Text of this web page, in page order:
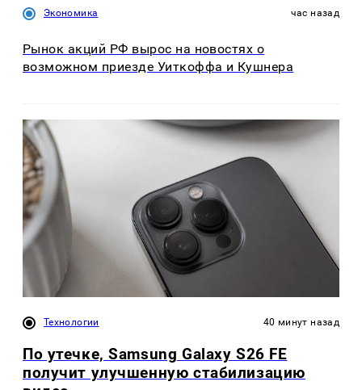
Экономика час назад
Рынок акций РФ вырос на новостях о
возможном приезде Уиткоффа и Кушнера
Технологии 40 минут назад
По утечке, Samsung Galaxy S26 FE
получит улучшенную стабилизацию